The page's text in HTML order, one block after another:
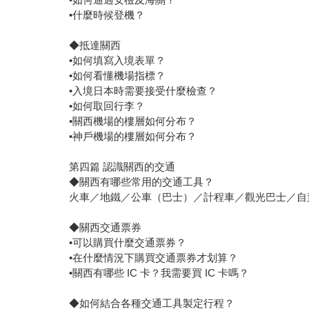
•什麼時候登機？
◆抵達關西
•如何填寫入境表單？
•如何看懂機場指標？
•入境日本時需要接受什麼檢查？
•如何取回行李？
•關西機場的樓層如何分布？
•神戶機場的樓層如何分布？
第四篇 認識關西的交通
◆關西有哪些常用的交通工具？
火車／地鐵／公車（巴士）／計程車／觀光巴士／自
◆關西交通票券
•可以購買什麼交通票券？
•在什麼情況下購買交通票券才划算？
•關西有哪些 IC 卡？我需要買 IC 卡嗎？
◆如何結合各種交通工具製定行程？